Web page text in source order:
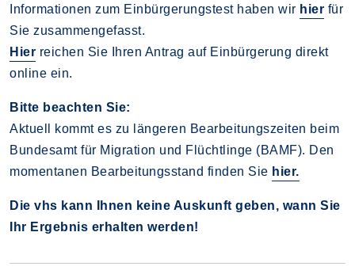
Informationen zum Einbürgerungstest haben wir hier für
Sie zusammengefasst.
Hier reichen Sie Ihren Antrag auf Einbürgerung direkt
online ein.
Bitte beachten Sie:
Aktuell kommt es zu längeren Bearbeitungszeiten beim
Bundesamt für Migration und Flüchtlinge (BAMF). Den
momentanen Bearbeitungsstand finden Sie hier.
Die vhs kann Ihnen keine Auskunft geben, wann Sie
Ihr Ergebnis erhalten werden!